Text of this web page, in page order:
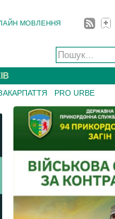
МОВЛЕННЯ
PRO URBE